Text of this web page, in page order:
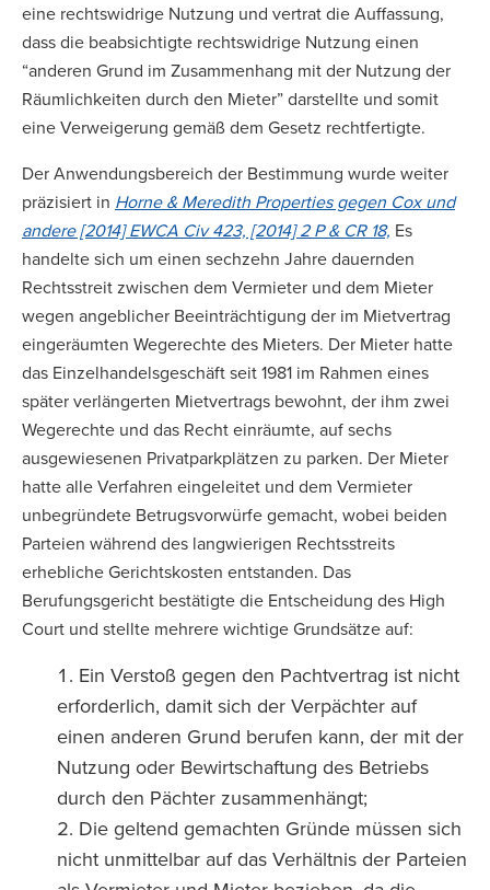
eine rechtswidrige Nutzung und vertrat die Auffassung,
dass die beabsichtigte rechtswidrige Nutzung einen
“anderen Grund im Zusammenhang mit der Nutzung der
Räumlichkeiten durch den Mieter” darstellte und somit
eine Verweigerung gemäß dem Gesetz rechtfertigte.
Der Anwendungsbereich der Bestimmung wurde weiter
präzisiert in Horne & Meredith Properties gegen Cox und
andere [2014] EWCA Civ 423, [2014] 2 P & CR 18, Es
handelte sich um einen sechzehn Jahre dauernden
Rechtsstreit zwischen dem Vermieter und dem Mieter
wegen angeblicher Beeinträchtigung der im Mietvertrag
eingeräumten Wegerechte des Mieters. Der Mieter hatte
das Einzelhandelsgeschäft seit 1981 im Rahmen eines
später verlängerten Mietvertrags bewohnt, der ihm zwei
Wegerechte und das Recht einräumte, auf sechs
ausgewiesenen Privatparkplätzen zu parken. Der Mieter
hatte alle Verfahren eingeleitet und dem Vermieter
unbegründete Betrugsvorwürfe gemacht, wobei beiden
Parteien während des langwierigen Rechtsstreits
erhebliche Gerichtskosten entstanden. Das
Berufungsgericht bestätigte die Entscheidung des High
Court und stellte mehrere wichtige Grundsätze auf:
Ein Verstoß gegen den Pachtvertrag ist nicht
erforderlich, damit sich der Verpächter auf
einen anderen Grund berufen kann, der mit der
Nutzung oder Bewirtschaftung des Betriebs
durch den Pächter zusammenhängt;
Die geltend gemachten Gründe müssen sich
nicht unmittelbar auf das Verhältnis der Parteien